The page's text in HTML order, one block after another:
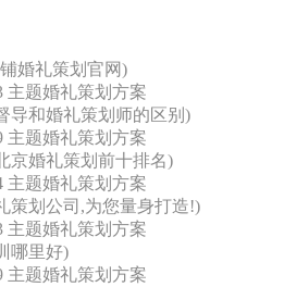
婚礼策划官网)
主题婚礼策划方案
导和婚礼策划师的区别)
主题婚礼策划方案
京婚礼策划前十排名)
主题婚礼策划方案
策划公司,为您量身打造!)
主题婚礼策划方案
哪里好)
主题婚礼策划方案